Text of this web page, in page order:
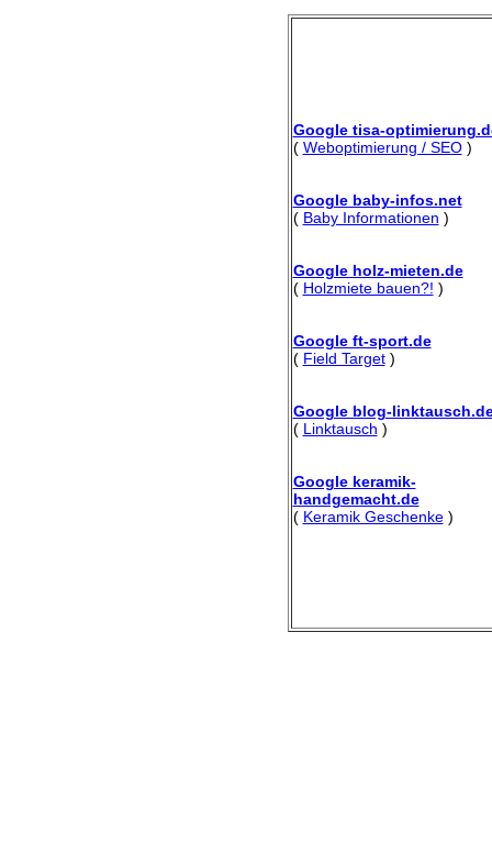
Google tisa-
( Weboptimierung / SEO)
Google baby-infos.net
( Baby Informationen )
Google holz-mieten.de
( Holzmiete bauen?! )
Google ft-sport.de
( Field Target)
Google blog-
( Linktausch )
Google keramik-
handgemacht.de
( Keramik Geschenke)